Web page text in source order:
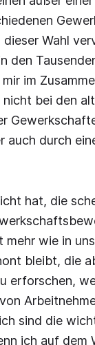
Wahl
den
im
bei den
auch durch
hat, die
wie in
bleibt, die
erforschen,
sind die
ich auf dem